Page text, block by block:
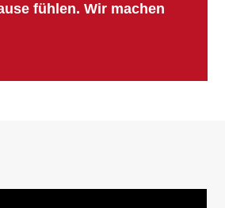
fühlen. Wir machen